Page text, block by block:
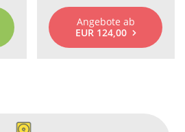
Angebote ab
EUR 124,00